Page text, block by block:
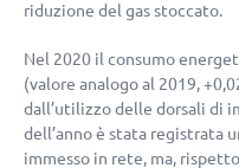
riduzione del gas stoccato.
Nel 2020 il consumo
(valore analogo al 2019,
dall’utilizzo delle dorsali di
dell’anno è stata registrata
immesso in rete, ma,